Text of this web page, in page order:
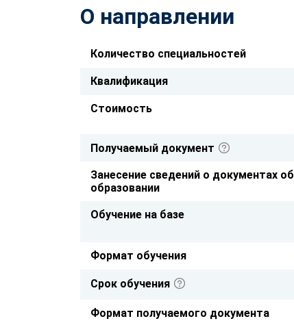
О направлении
Количество специальностей
Квалификация
Стоимость
Получаемый документ
Занесение сведений о документах об
образовании
Обучение на базе
Формат обучения
Срок обучения
Формат получаемого документа